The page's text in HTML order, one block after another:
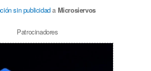
sin publicidada Microsiervos
Patrocinadores